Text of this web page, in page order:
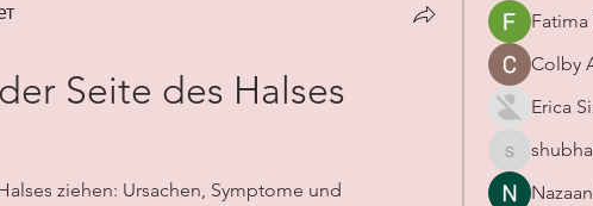
Seite des Halses
ziehen: Ursachen, Symptome und
Fatima
Colby
Erica